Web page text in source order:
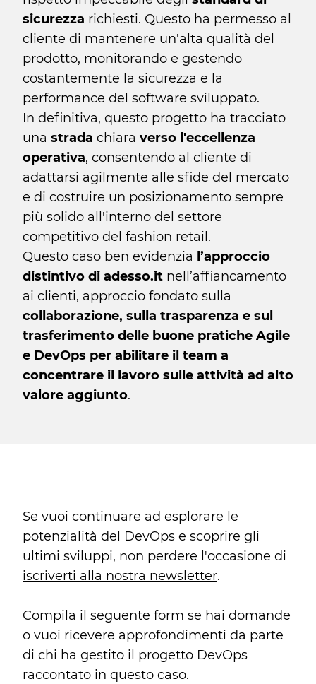
sicurezza richiesti. Questo ha permesso al
cliente di mantenere un'alta qualità del
prodotto, monitorando e gestendo
costantemente la sicurezza e la
performance del software sviluppato.
In definitiva, questo progetto ha tracciato
una strada chiara verso l'eccellenza
operativa, consentendo al cliente di
adattarsi agilmente alle sfide del mercato
e di costruire un posizionamento sempre
più solido all'interno del settore
competitivo del fashion retail.
Questo caso ben evidenzia l’approccio
distintivo di adesso.it nell’affiancamento
ai clienti, approccio fondato sulla
collaborazione, sulla trasparenza e sul
trasferimento delle buone pratiche Agile
e DevOps per abilitare il team a
concentrare il lavoro sulle attività ad alto
valore aggiunto.
Se vuoi continuare ad esplorare le
potenzialità del DevOps e scoprire gli
ultimi sviluppi, non perdere l'occasione di
iscriverti alla nostra newsletter.
Compila il seguente form se hai domande
o vuoi ricevere approfondimenti da parte
di chi ha gestito il progetto DevOps
raccontato in questo caso.